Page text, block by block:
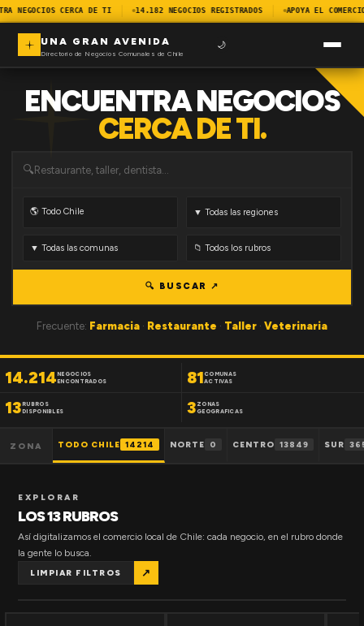
NEGOCIOS CERCA DE TI 14.182 NEGOCIOS REGISTRADOS APOYA EL
UNA GRAN AVENIDA
Directorio de Negocios Comunales de Chile
🌙
ENCUENTRA NEGOCIOS
CERCA DE TI.
🔍
🔍 BUSCAR ↗
Frecuente: Farmacia · Restaurante · Taller · Veterinaria
14.214NEGOCIOS
ENCONTRADOS
81 COMUNAS
ACTIVAS
13RUBROS
DISPONIBLES
3 ZONAS
GEOGRAFICAS
ZONA TODO CHILE 14214 NORTE 0 CENTRO 13849 SUR
EXPLORAR
LOS 13 RUBROS
Así digitalizamos el comercio local de Chile: cada negocio, en el rubro donde
la gente lo busca.
LIMPIAR FILTROS ↗